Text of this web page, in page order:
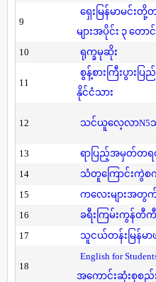
9
ရှေးမြန်မာမင်း
များအပိုင်း ၃ တေ
10
ရုက္ခမုဆိုး
11
စွန့်စားကြီးပွားပ
နိုင်ငံသား
12 သင်ယူလေ့လာN5သဒ္
13
ရာပြည့်အမှတ်တ
14
သံတူကြောင်းကွဲစက
15
ကလေးများအတွ
16
ခရီးကြမ်းကွန်တီကီ
17
သူငယ်တန်းမြန်မာ
18
English for
အကောင်းဆုံးစုစည်